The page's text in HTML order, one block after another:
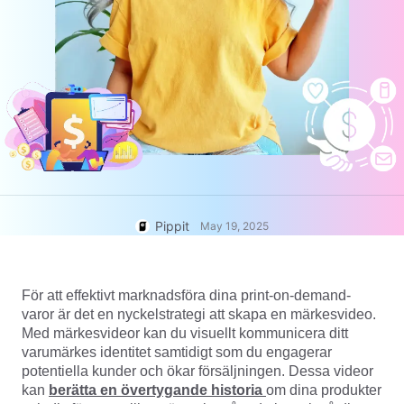
Edit Now
AI Product Images
Effortlessly generate professional
User Account
Assets Management
Publishing and Analytics
Product Images
One-click Video Solution
Campaign
7 Promotional Poster Ideas
Business Tips
AI-Powered Product Posters
Top 5 Types of Business
Videos
AI-Generated Product
Background
Poster Tips
TikTok Video Advertising Guide
How to Cut YouTube Video
Crop Videos for Instagram
Pippit May 19, 2025
För att effektivt marknadsföra dina print-on-demand-
varor är det en nyckelstrategi att skapa en märkesvideo.
Med märkesvideor kan du visuellt kommunicera ditt
varumärkes identitet samtidigt som du engagerar
potentiella kunder och ökar försäljningen. Dessa videor
kan berätta en övertygande historia om dina produkter